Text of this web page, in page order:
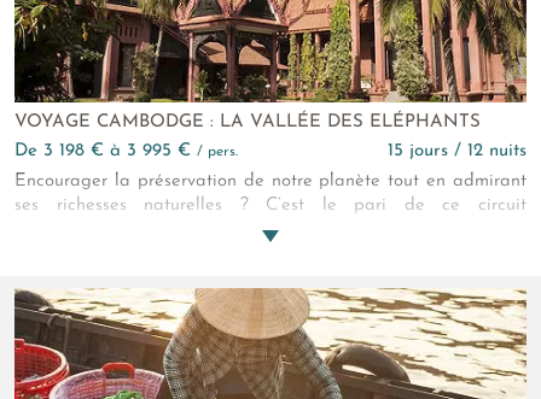
VOYAGE CAMBODGE : LA VALLÉE DES ELÉPHANTS
de 3 198 € à 3 995 € / pers.
15 jours / 12 nuits
Encourager la préservation de notre planète tout en admirant
ses richesses naturelles ? C’est le pari de ce circuit
écotouristique au Cambodge ! Au cœur des jungles sauvages
territoire.